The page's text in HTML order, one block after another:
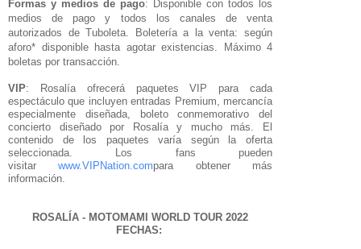
Formas y medios de pago: Disponible con todos los
medios de pago y todos los canales de venta
autorizados de Tuboleta. Boletería a la venta: según
aforo* disponible hasta agotar existencias. Máximo 4
boletas por transacción.
VIP: Rosalía ofrecerá paquetes VIP para cada
espectáculo que incluyen entradas Premium, mercancía
especialmente diseñada, boleto conmemorativo del
concierto diseñado por Rosalía y mucho más. El
contenido de los paquetes varía según la oferta
seleccionada. Los fans pueden
visitarwww.VIPNation.compara obtener más
información.
ROSALÍA - MOTOMAMI WORLD TOUR 2022
FECHAS: